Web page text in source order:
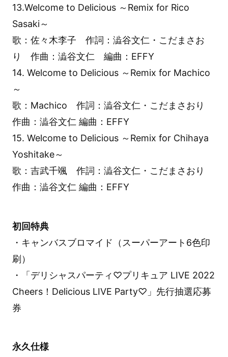
13.Welcome to Delicious ～Remix for Rico
Sasaki～
歌：佐々木李子 作詞：澁谷文仁・こだまさお
り 作曲：澁谷文仁 編曲：EFFY
14. Welcome to Delicious ～Remix for Machico
～
歌：Machico 作詞：澁谷文仁・こだまさおり
作曲：澁谷文仁 編曲：EFFY
15. Welcome to Delicious ～Remix for Chihaya
Yoshitake～
歌：吉武千颯 作詞：澁谷文仁・こだまさおり
作曲：澁谷文仁 編曲：EFFY
初回特典
・キャンバスブロマイド（スーパーアート6色印
刷）
・「デリシャスパーティ♡プリキュア LIVE 2022
Cheers！Delicious LIVE Party♡」先行抽選応募
券
永久仕様